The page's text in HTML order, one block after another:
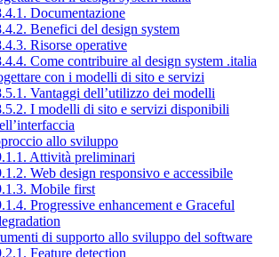
Documentazione
Benefici del design system
Risorse operative
Come contribuire al design system .italia
con i modelli di sito e servizi
Vantaggi dell’utilizzo dei modelli
I modelli di sito e servizi disponibili
allo sviluppo
Attività preliminari
Web design responsivo e accessibile
Mobile first
Progressive enhancement e Graceful
di supporto allo sviluppo del software
Feature detection